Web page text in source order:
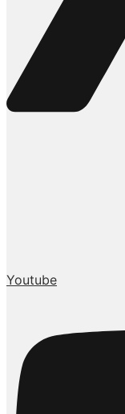
Youtube